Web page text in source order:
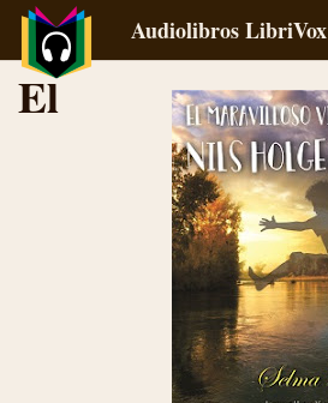
Audiolibros LibriVox
El